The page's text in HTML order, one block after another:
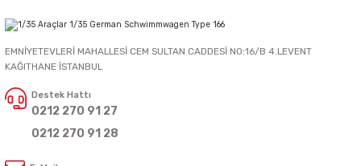
EMNİYETEVLERİ MAHALLESİ CEM SULTAN CADDESİ NO:16/B 4.LEVENT
KAĞITHANE İSTANBUL
Destek Hattı
0212 270 91 27
0212 270 91 28